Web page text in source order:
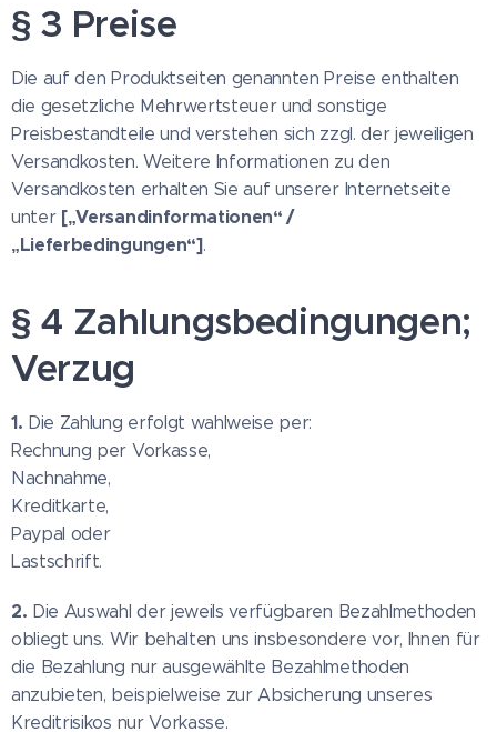
§ 3 Preise
Die auf den Produktseiten genannten Preise enthalten
die gesetzliche Mehrwertsteuer und sonstige
Preisbestandteile und verstehen sich zzgl. der jeweiligen
Versandkosten. Weitere Informationen zu den
Versandkosten erhalten Sie auf unserer Internetseite
unter [„Versandinformationen“ /
„Lieferbedingungen“].
§ 4 Zahlungsbedingungen;
Verzug
1. Die Zahlung erfolgt wahlweise per:
Rechnung per Vorkasse,
Nachnahme,
Kreditkarte,
Paypal oder
Lastschrift.
2. Die Auswahl der jeweils verfügbaren Bezahlmethoden
obliegt uns. Wir behalten uns insbesondere vor, Ihnen für
die Bezahlung nur ausgewählte Bezahlmethoden
anzubieten, beispielweise zur Absicherung unseres
Kreditrisikos nur Vorkasse.